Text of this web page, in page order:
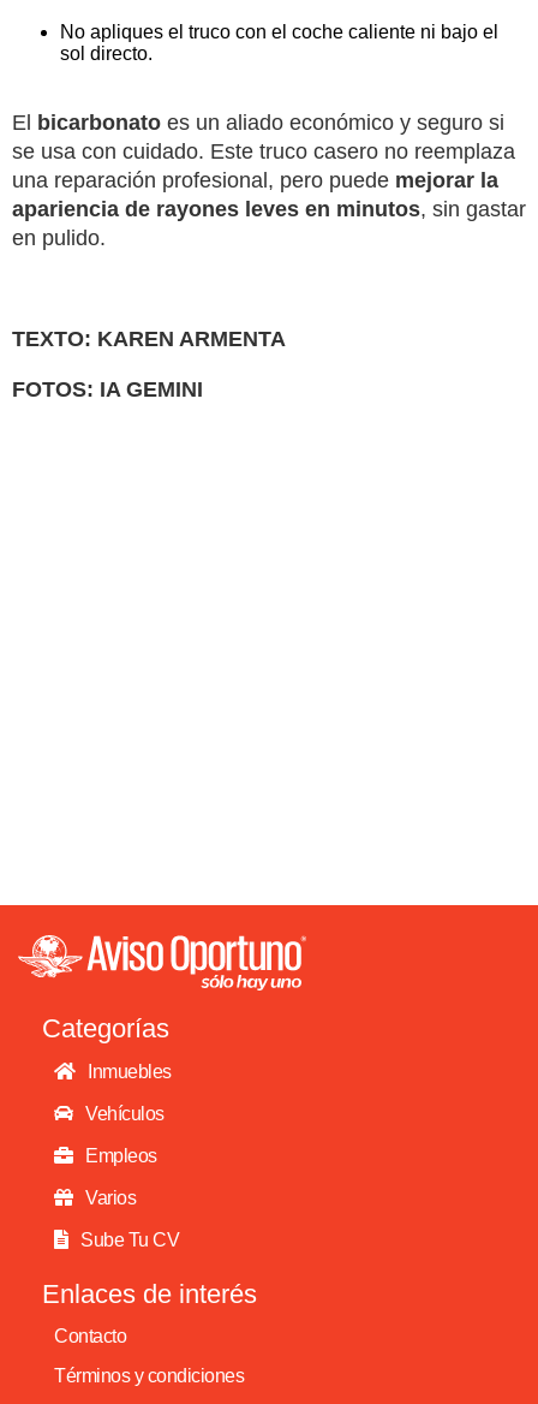
No apliques el truco con el coche caliente ni bajo el
sol directo.
El bicarbonato es un aliado económico y seguro si
se usa con cuidado. Este truco casero no reemplaza
una reparación profesional, pero puede mejorar la
apariencia de rayones leves en minutos, sin gastar
en pulido.
TEXTO: KAREN ARMENTA
FOTOS: IA GEMINI
Categorías
Inmuebles
Vehículos
Empleos
Varios
Sube Tu CV
Enlaces de interés
Contacto
Términos y condiciones